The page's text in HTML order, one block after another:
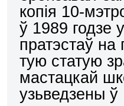
копія 10-
ў 1989 годзе
пратэстаў
тую статую
мастацкай
узьведзены